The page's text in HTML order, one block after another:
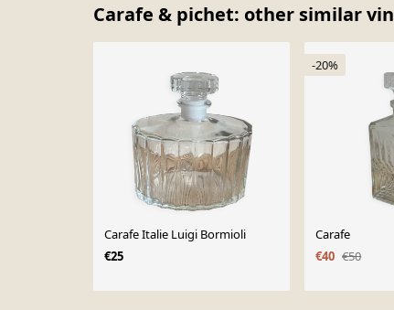
Carafe & pichet: other similar
Carafe Italie Luigi Bormioli
€25
-20%
Carafe
€40 €50